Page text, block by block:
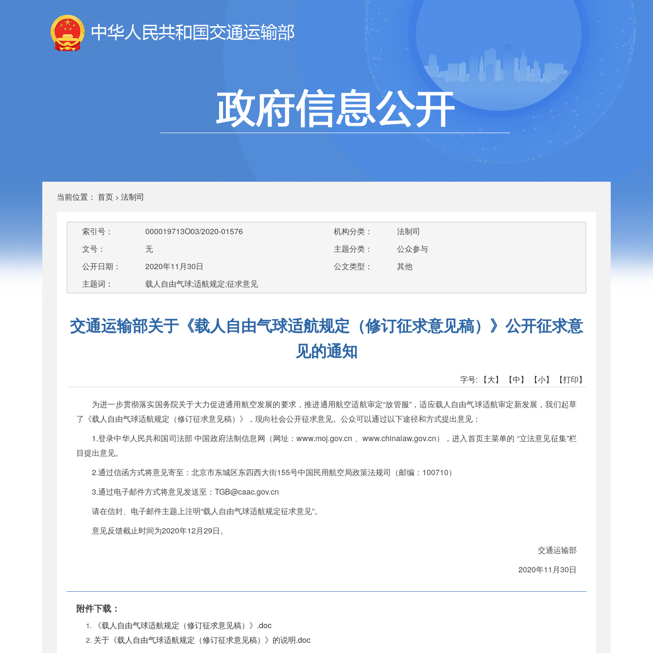
当前位置： 首页 > 法制司
索引号：
000019713O03/2020-01576
文号：
无
公开日期：
2020年11月30日
主题词：
载人自由气球;适航规定;征求意见
机构分类：
法制司
主题分类：
公众参与
公文类型：
其他
交通运输部关于《载人自由气球适航规定（修订征求意见稿）》公开征求意
见的通知
字号: 【大】 【中】 【小】 【打印】
为进一步贯彻落实国务院关于大力促进通用航空发展的要求，推进通用航空适航审定“放管服”，适应载人自由气球适航审定新发展，我们起草
了《载人自由气球适航规定（修订征求意见稿）》，现向社会公开征求意见。公众可以通过以下途径和方式提出意见：
1.登录中华人民共和国司法部 中国政府法制信息网（网址：www.moj.gov.cn 、www.chinalaw.gov.cn），进入首页主菜单的 “立法意见征集”栏
目提出意见。
2.通过信函方式将意见寄至：北京市东城区东四西大街155号中国民用航空局政策法规司（邮编：100710）
3.通过电子邮件方式将意见发送至：TGB@caac.gov.cn
请在信封、电子邮件主题上注明“载人自由气球适航规定征求意见”。
意见反馈截止时间为2020年12月29日。
交通运输部
2020年11月30日
附件下载：
《载人自由气球适航规定（修订征求意见稿）》.doc
关于《载人自由气球适航规定（修订征求意见稿）》的说明.doc